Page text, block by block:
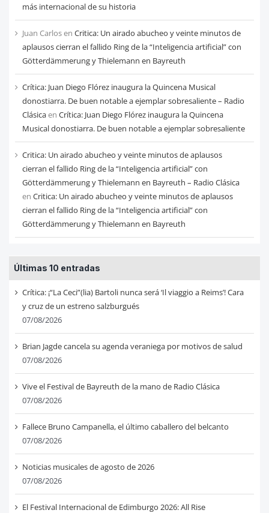
más internacional de su historia
Juan Carlosen Critica: Un airado abucheo y veinte minutos de
aplausos cierran el fallido Ring de la “Inteligencia artificial” con
Götterdämmerung y Thielemann en Bayreuth
Crítica: Juan Diego Flórez inaugura la Quincena Musical
donostiarra. De buen notable a ejemplar sobresaliente – Radio
Clásicaen Crítica: Juan Diego Flórez inaugura la Quincena
Musical donostiarra. De buen notable a ejemplar sobresaliente
Critica: Un airado abucheo y veinte minutos de aplausos
cierran el fallido Ring de la “Inteligencia artificial” con
Götterdämmerung y Thielemann en Bayreuth – Radio Clásica
en Critica: Un airado abucheo y veinte minutos de aplausos
cierran el fallido Ring de la “Inteligencia artificial” con
Götterdämmerung y Thielemann en Bayreuth
Últimas 10 entradas
Crítica: ¡“La Ceci”(lia) Bartoli nunca será ‘Il viaggio a Reims’! Cara
y cruz de un estreno salzburgués
07/08/2026
Brian Jagde cancela su agenda veraniega por motivos de salud
07/08/2026
Vive el Festival de Bayreuth de la mano de Radio Clásica
07/08/2026
Fallece Bruno Campanella, el último caballero del belcanto
07/08/2026
Noticias musicales de agosto de 2026
07/08/2026
El Festival Internacional de Edimburgo 2026: All Rise